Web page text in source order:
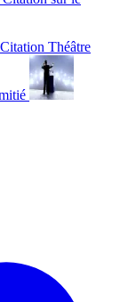
Citation Théâtre